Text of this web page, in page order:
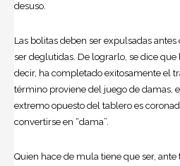
desuso.
Las bolitas deben ser expulsadas
ser deglutidas. De lograrlo, se dice que
decir, ha completado exitosamente el
término proviene del juego de damas,
extremo opuesto del tablero es
convertirse en “dama”.
Quien hace de mula tiene que ser,